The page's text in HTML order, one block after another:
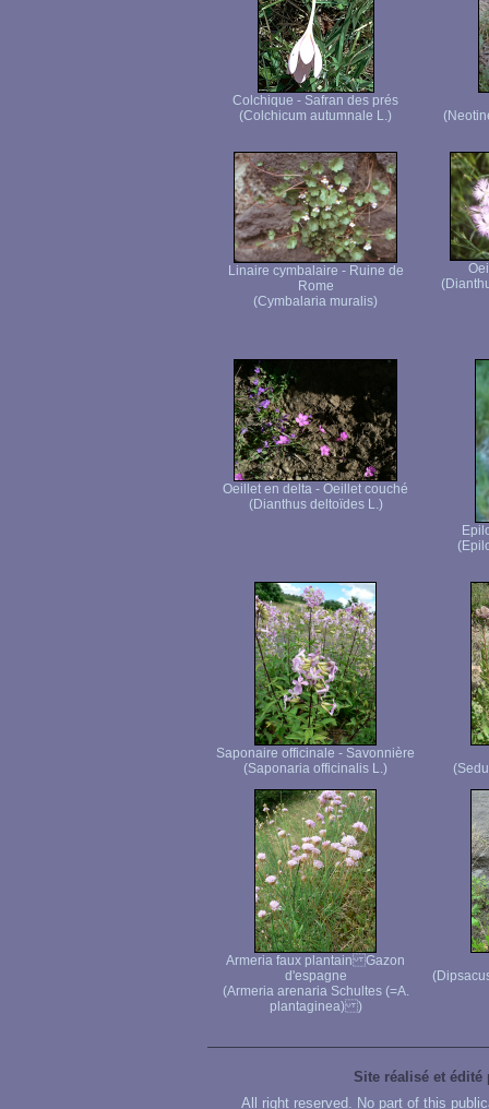
Colchique - Safran des prés
(Colchicum autumnale L.)
Linaire cymbalaire - Ruine de
Rome
(Cymbalaria muralis)
Oeillet en delta - Oeillet couché
(Dianthus deltoïdes L.)
Saponaire officinale - Savonnière
(Saponaria officinalis L.)
Armeria faux plantain Gazon
d'espagne
(Armeria arenaria Schultes (=A.
plantaginea) )
Site réalisé et édité
All right reserved. No part of this